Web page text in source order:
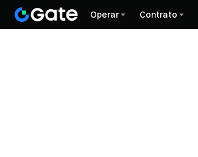
Operar Contrato